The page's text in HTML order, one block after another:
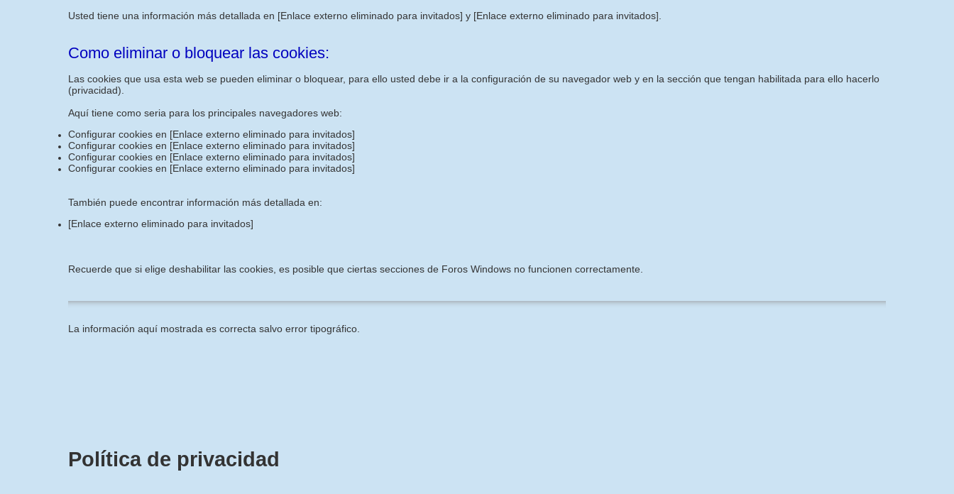
Usted tiene una información más detallada en [Enlace externo eliminado para invitados] y [Enlace externo eliminado para invitados]
Como eliminar o bloquear las cookies:
Las cookies que usa esta web se pueden eliminar o bloquear, para ello usted debe ir a la configuración de su navegador web y en la sección que tengan habilitada para ello hacerlo
(privacidad).
Aquí tiene como seria para los principales navegadores web:
Configurar cookies en [Enlace externo eliminado para invitados]
Configurar cookies en [Enlace externo eliminado para invitados]
Configurar cookies en [Enlace externo eliminado para invitados]
Configurar cookies en [Enlace externo eliminado para invitados]
También puede encontrar información más detallada en:
[Enlace externo eliminado para invitados]
Recuerde que si elige deshabilitar las cookies, es posible que ciertas secciones de Foros Windows no funcionen correctamente.
La información aquí mostrada es correcta salvo error tipográfico.
Política de privacidad